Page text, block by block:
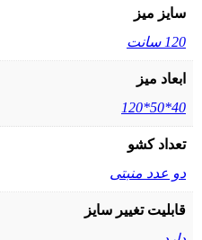
سایز میز
120 سانت
ابعاد میز
40*50*120
تعداد کشو
دو عدد منبتی
قابلیت تغییر سایز